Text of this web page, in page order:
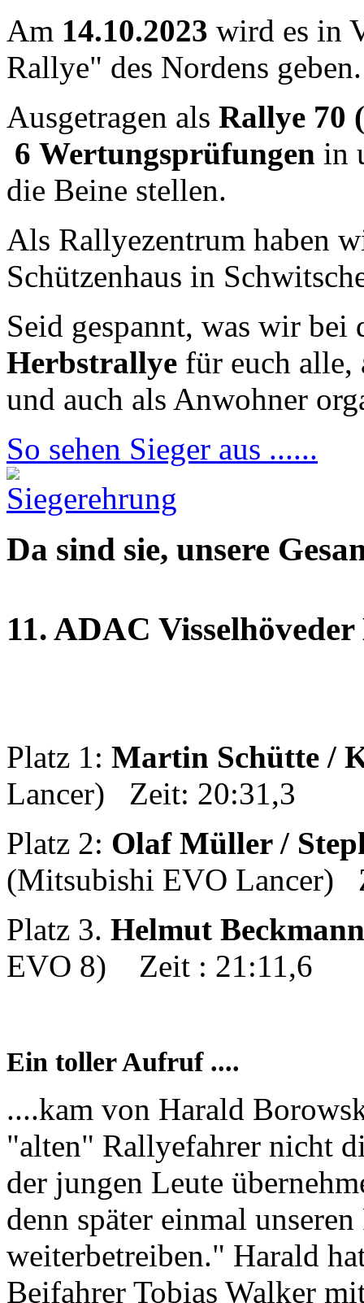
Am 14.10.2023 wird es in
Rallye" des Nordens geben.
Ausgetragen als Rallye 70
6 Wertungsprüfungen in
die Beine stellen.
Als Rallyezentrum haben
Schützenhaus in
Seid gespannt, was wir bei
Herbstrallye für euch alle,
und auch als Anwohner
So sehen Sieger aus ......
Da sind sie, unsere
11. ADAC
Platz 1: Martin Schütte /
Lancer) Zeit: 20:31,3
Platz 2: Olaf Müller /
(Mitsubishi EVO Lancer)
Platz 3. Helmut
EVO 8) Zeit : 21:11,6
Ein toller Aufruf ....
....kam von Harald
"alten" Rallyefahrer nicht
der jungen Leute
denn später einmal
weiterbetreiben." Harald
Beifahrer Tobias Walker